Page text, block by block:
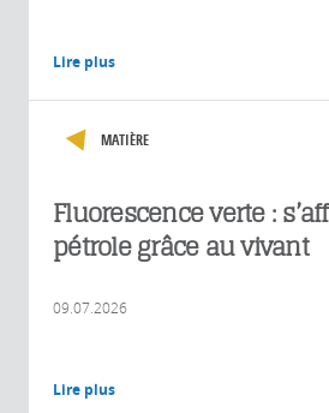
Lire plus
MATIÈRE
Fluorescence verte :
pétrole grâce au vivant
09.07.2026
Lire plus